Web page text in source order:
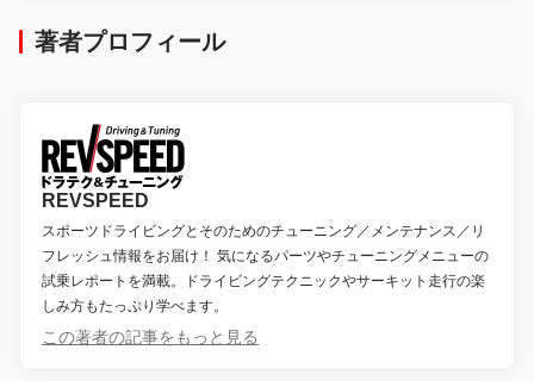
著者プロフィール
REVSPEED
スポーツドライビングとそのためのチューニング／メンテナンス／リ
フレッシュ情報をお届け！ 気になるパーツやチューニングメニューの
試乗レポートを満載。ドライビングテクニックやサーキット走行の楽
しみ方もたっぷり学べます。
この著者の記事をもっと見る